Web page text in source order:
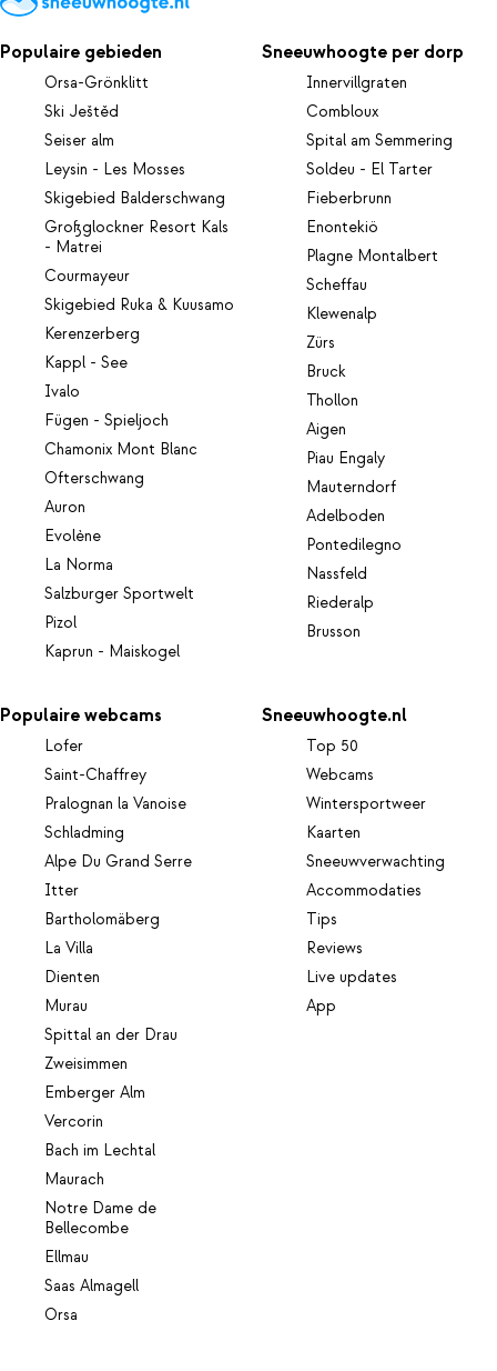
Populaire gebieden
Orsa-Grönklitt
Ski Ještěd
Seiser alm
Leysin - Les Mosses
Skigebied Balderschwang
Großglockner Resort Kals
- Matrei
Courmayeur
Skigebied Ruka & Kuusamo
Kerenzerberg
Kappl - See
Ivalo
Fügen - Spieljoch
Chamonix Mont Blanc
Ofterschwang
Auron
Evolène
La Norma
Salzburger Sportwelt
Pizol
Kaprun - Maiskogel
Sneeuwhoogte per dorp
Innervillgraten
Combloux
Spital am Semmering
Soldeu - El Tarter
Fieberbrunn
Enontekiö
Plagne Montalbert
Scheffau
Klewenalp
Zürs
Bruck
Thollon
Aigen
Piau Engaly
Mauterndorf
Adelboden
Pontedilegno
Nassfeld
Riederalp
Brusson
Populaire webcams
Lofer
Saint-Chaffrey
Pralognan la Vanoise
Schladming
Alpe Du Grand Serre
Itter
Bartholomäberg
La Villa
Dienten
Murau
Spittal an der Drau
Zweisimmen
Emberger Alm
Vercorin
Bach im Lechtal
Maurach
Notre Dame de
Bellecombe
Ellmau
Saas Almagell
Orsa
Sneeuwhoogte.nl
Top 50
Webcams
Wintersportweer
Kaarten
Sneeuwverwachting
Accommodaties
Tips
Reviews
Live updates
App